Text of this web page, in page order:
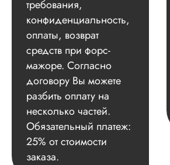
требования,
конфиденциальность,
оплаты, возврат
средств при форс-
мажоре. Согласно
договору Вы можете
разбить оплату на
несколько частей.
Обязательный платеж:
25% от стоимости
заказа.